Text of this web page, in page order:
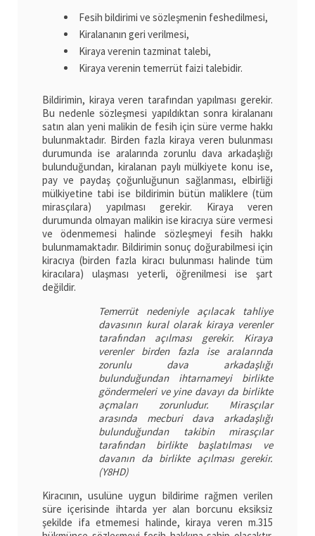
Fesih bildirimi ve sözleşmenin feshedilmesi,
Kiralananın geri verilmesi,
Kiraya verenin tazminat talebi,
Kiraya verenin temerrüt faizi talebidir.
Bildirimin, kiraya veren tarafından yapılması gerekir.
Bu nedenle sözleşmesi yapıldıktan sonra kiralananı
satın alan yeni malikin de fesih için süre verme hakkı
bulunmaktadır. Birden fazla kiraya veren bulunması
durumunda ise aralarında zorunlu dava arkadaşlığı
bulunduğundan, kiralanan paylı mülkiyete konu ise,
pay ve paydaş çoğunluğunun sağlanması, elbirliği
mülkiyetine tabi ise bildirimin bütün maliklere (tüm
mirasçılara) yapılması gerekir. Kiraya veren
durumunda olmayan malikin ise kiracıya süre vermesi
ve ödenmemesi halinde sözleşmeyi fesih hakkı
bulunmamaktadır. Bildirimin sonuç doğurabilmesi için
kiracıya (birden fazla kiracı bulunması halinde tüm
kiracılara) ulaşması yeterli, öğrenilmesi ise şart
değildir.
Temerrüt nedeniyle açılacak tahliye
davasının kural olarak kiraya verenler
tarafından açılması gerekir. Kiraya
verenler birden fazla ise aralarında
zorunlu dava arkadaşlığı
bulunduğundan ihtarnameyi birlikte
göndermeleri ve yine davayı da birlikte
açmaları zorunludur. Mirasçılar
arasında mecburi dava arkadaşlığı
bulunduğundan takibin mirasçılar
tarafından birlikte başlatılması ve
davanın da birlikte açılması gerekir.
(Y8HD)
Kiracının, usulüne uygun bildirime rağmen verilen
süre içerisinde ihtarda yer alan borcunu eksiksiz
şekilde ifa etmemesi halinde, kiraya veren m.315